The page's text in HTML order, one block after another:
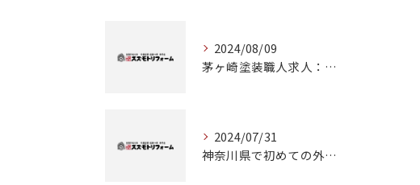
2024/08/09
茅ヶ崎塗装職人求人：神奈川県で理想のキャリアを築くチャンス
2024/07/31
神奈川県で初めての外壁塗装に挑戦！成功のためのステップガイド